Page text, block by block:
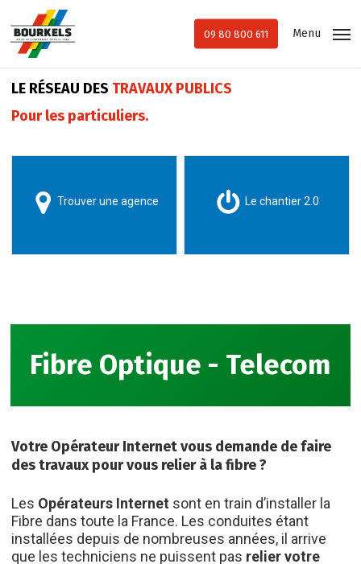
to
main
content
09 80 800 611 Menu
LE RÉSEAU DES TRAVAUX PUBLICS
Pour les particuliers.
Trouver une agence Le chantier 2.0
Fibre Optique - Telecom
Votre Opérateur Internet vous demande de faire
des travaux pour vous relier à la fibre ?
Les Opérateurs Internet sont en train d’installer la
Fibre dans toute la France. Les conduites étant
installées depuis de nombreuses années, il arrive
que les techniciens ne puissent pas relier votre